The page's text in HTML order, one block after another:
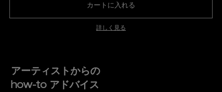
カートに入れる
詳しく見る
アーティストからの
how-to アドバイス